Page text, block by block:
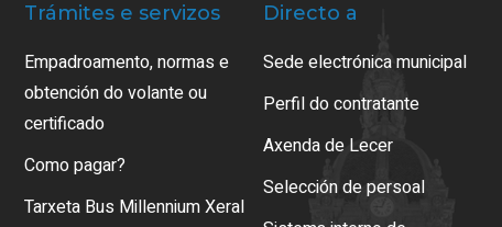
Trámites e servizos
Empadroamento, normas e
obtención do volante ou
certificado
Como pagar?
Tarxeta Bus Millennium Xeral
Directo a
Sede electrónica municipal
Perfil do contratante
Axenda de Lecer
Selección de persoal